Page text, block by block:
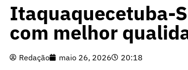
Itaquaquecetuba-
com melhor
Redação maio 26, 2026 20:18